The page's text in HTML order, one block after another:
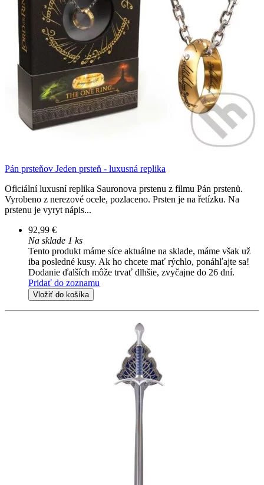
Pán prsteňov Jeden prsteň - luxusná replika
Oficiální luxusní replika Sauronova prstenu z filmu Pán prstenů.
Vyrobeno z nerezové ocele, pozlaceno. Prsten je na řetízku. Na
prstenu je vyryt nápis...
92,99 €
Na sklade 1 ks
Tento produkt máme síce aktuálne na sklade, máme však už
iba posledné kusy. Ak ho chcete mať rýchlo, ponáhľajte sa!
Dodanie ďalších môže trvať dlhšie, zvyčajne do 26 dní.
Pridať do zoznamu
Vložiť do košíka